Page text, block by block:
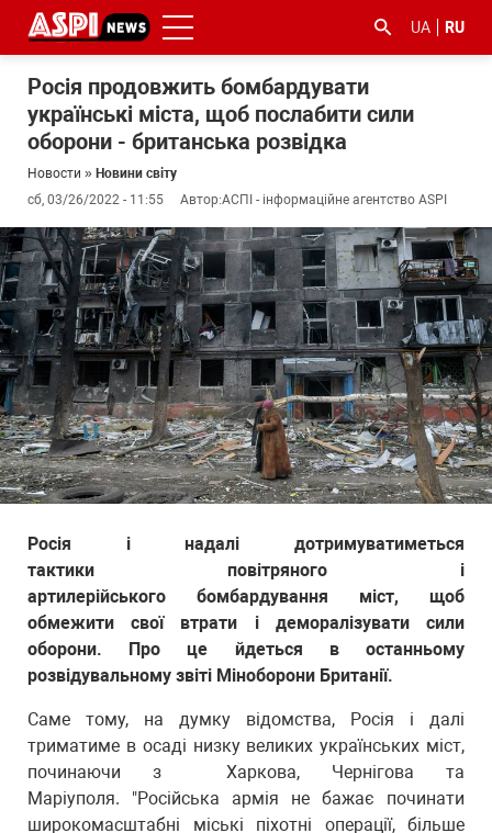
UA RU
Росія продовжить бомбардувати
українські міста, щоб послабити сили
оборони - британська розвідка
Новости » Новини світу
сб, 03/26/2022 - 11:55
Автор:АСПІ - інформаційне агентство ASPI
Росія і надалі дотримуватиметься
тактики повітряного і
артилерійського бомбардування міст, щоб
обмежити свої втрати і деморалізувати сили
оборони. Про це йдеться в останньому
розвідувальному звіті Міноборони Британії.
Саме тому, на думку відомства, Росія і далі
триматиме в осаді низку великих українських міст,
починаючи з Харкова, Чернігова та
Маріуполя. "Російська армія не бажає починати
широкомасштабні міські піхотні операції, більше
#ООС
#боротьба
з
корупцією
#гфс #Киев #коронавірус